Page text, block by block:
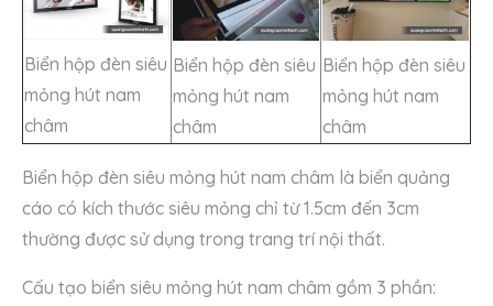
Biển hộp đèn siêu
mỏng hút nam
châm
Biển hộp đèn siêu
mỏng hút nam
châm
Biển hộp đèn siêu
mỏng hút nam
châm
Biển hộp đèn siêu mỏng hút nam châm là biển quảng
cáo có kích thước siêu mỏng chỉ từ 1.5cm đến 3cm
thường được sử dụng trong trang trí nội thất.
Cấu tạo biển siêu mỏng hút nam châm gồm 3 phần: